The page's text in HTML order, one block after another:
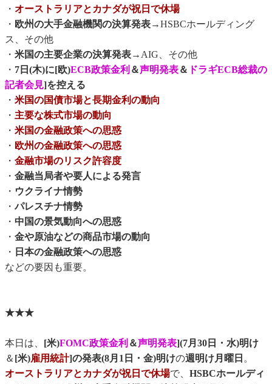
・ オーストラリアとカナダが祝日で休場
・ 欧州の大手金融機関の決算発表→HSBCホールディング
ス、その他
・ 米国の主要企業の決算発表→AIG、その他
・ 7日(木)に[欧)ECB政策金利 ＆声明発表＆ ドラギECB総裁の
記者会見]を控える
・ 米国の国債市場と長期金利の動向
・ 主要な株式市場の動向
・ 米国の金融政策への思惑
・ 欧州の金融政策への思惑
・ 金融市場のリスク許容度
・ 金融当局者や要人による発言
・ ウクライナ情勢
・パレスチナ情勢
・ 中国の景気動向への思惑
・ 金や原油などの商品市場の動向
・ 日本の金融政策への思惑
などの要因も重要。
★★★
本日は、 [米)FOMC政策金利 ＆声明発表](7月30日・水)明け
＆ [米)雇用統計]の発表(8月1日・金)明けの週明け月曜日 。
オーストラリアとカナダが祝日で休場で、 HSBCホールディ